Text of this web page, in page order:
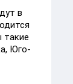
в
такие
Юго-